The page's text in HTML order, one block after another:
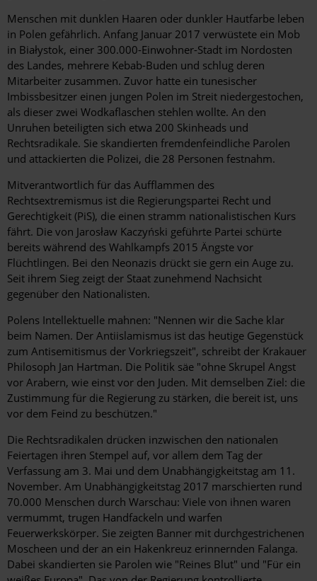
Menschen mit dunklen Haaren oder dunkler Hautfarbe leben
in Polen gefährlich. Anfang Januar 2017 verwüstete ein Mob
in ­Białystok, einer 300.000-Einwohner-Stadt im Nordosten
des Landes, mehrere Kebab-Buden und schlug deren
Mitarbeiter zusammen. Zuvor hatte ein tunesischer
Imbissbesitzer einen jungen ­Polen im Streit niedergestochen,
als dieser zwei Wodkaflaschen stehlen wollte. An den
Unruhen beteiligten sich etwa 200 Skin­heads und
Rechtsradikale. Sie skandierten fremdenfeindliche ­Parolen
und attackierten die Polizei, die 28 Personen festnahm.
Mitverantwortlich für das Aufflammen des
Rechtsextremismus ist die Regierungspartei Recht und
Gerechtigkeit (PiS), die einen stramm nationalistischen Kurs
fährt. Die von Jarosław Kaczyński geführte Partei schürte
bereits während des Wahlkampfs 2015 Ängste vor
Flüchtlingen. Bei den Neonazis drückt sie gern ein Auge zu.
Seit ihrem Sieg zeigt der Staat zunehmend Nachsicht
gegenüber den Nationalisten.
Polens Intellektuelle mahnen: "Nennen wir die Sache klar
beim Namen. Der Antiislamismus ist das heutige Gegenstück
zum Antisemitismus der Vorkriegszeit", schreibt der Krakauer
Philosoph Jan Hartman. Die Politik säe "ohne Skrupel Angst
vor Arabern, wie einst vor den Juden. Mit demselben Ziel: die
Zustimmung für die Regierung zu stärken, die bereit ist, uns
vor dem Feind zu beschützen."
Die Rechtsradikalen drücken inzwischen den nationalen
Feiertagen ihren Stempel auf, vor allem dem Tag der
Verfassung am 3. Mai und dem Unabhängigkeitstag am 11.
November. Am Unabhängigkeitstag 2017 marschierten rund
70.000 Menschen durch Warschau: Viele von ihnen waren
vermummt, trugen Handfackeln und warfen
Feuerwerkskörper. Sie zeigten Banner mit durchgestrichenen
Moscheen und der an ein Hakenkreuz erinnernden Falanga.
Dabei skandierten sie Parolen wie "Reines Blut" und "Für ein